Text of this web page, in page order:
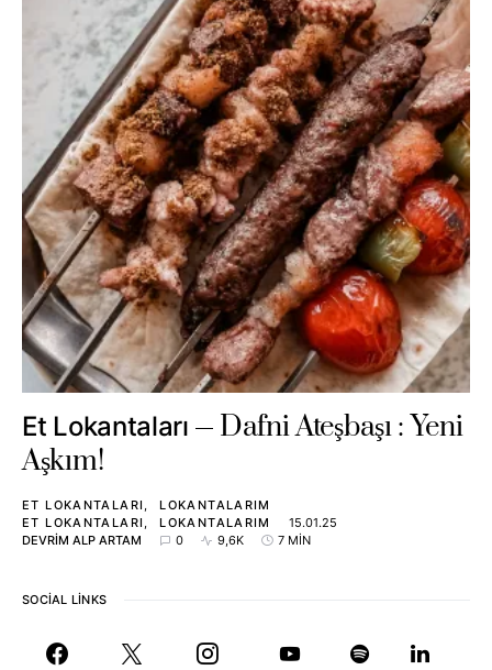
Et Lokantaları
Dafni Ateşbaşı : Yeni
Aşkım!
ET LOKANTALARI
LOKANTALARIM
ET LOKANTALARI
LOKANTALARIM
15.01.25
DEVRIM ALP ARTAM
0 9,6K 7 MIN
SOCIAL LINKS